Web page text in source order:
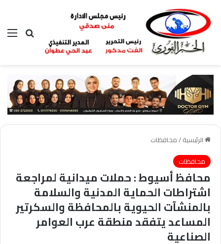
بحث عن
الرئيسية/محافظات
محافظات
محافظ أسيوط : حملات ميدانية لمراجعة
اشتراطات الحماية المدنية والسلامة
بالمنشآت الحيوية بالمحافظة والسكرتير
المساعد يتفقد منطقة عرب العوامر
الصناعية